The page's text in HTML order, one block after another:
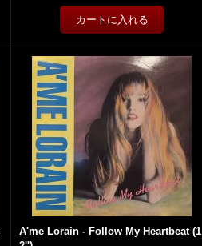
A'me Lorain - Follow My Heartbeat (1